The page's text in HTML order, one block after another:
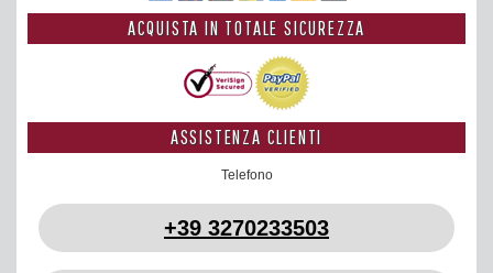
ACQUISTA IN TOTALE SICUREZZA
ASSISTENZA CLIENTI
Telefono
+39 3270233503